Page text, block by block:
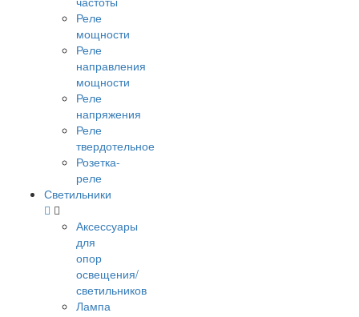
Реле
мощности
Реле
направления
мощности
Реле
напряжения
Реле
твердотельное
Розетка-
реле
Светильники
Аксессуары
для
опор
освещения/
светильников
Лампа